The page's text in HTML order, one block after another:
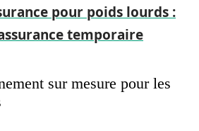
pour poids lourds :
temporaire
sur mesure pour les